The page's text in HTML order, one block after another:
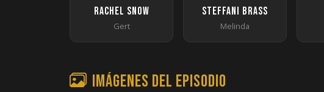
Rachel Snow
Gert
Steffani Brass
Melinda
Imágenes del episodio